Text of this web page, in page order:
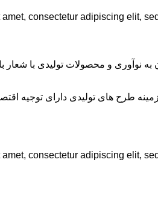
consectetur adipiscing elit,
به نوآوری و محصولات تولیدی با
طرح های تولیدی دارای توجیه
consectetur adipiscing elit,